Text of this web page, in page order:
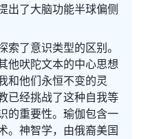
出了大脑功能半球偏侧
了意识类型的区别。
他吠陀文本的中心思想
和他们永恒不变的灵
已经挑战了这种自我等
的重要性。瑜伽包含一
。神智学，由俄裔美国